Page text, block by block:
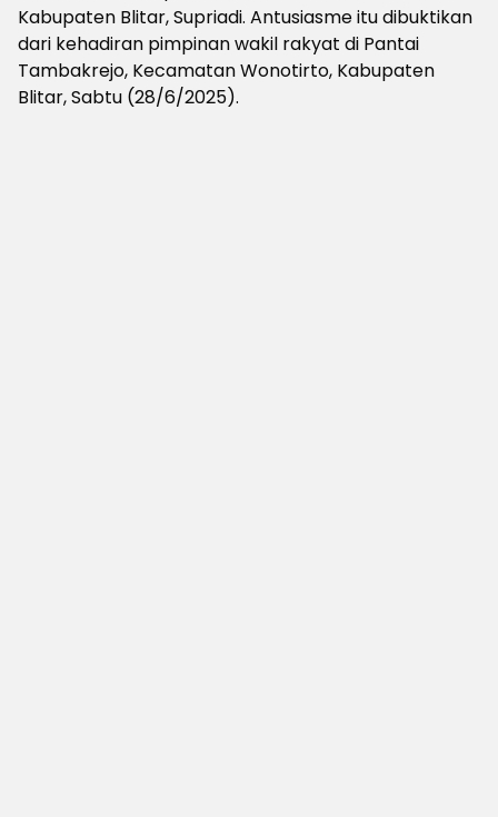
Kabupaten Blitar, Supriadi. Antusiasme itu dibuktikan
dari kehadiran pimpinan wakil rakyat di Pantai
Tambakrejo, Kecamatan Wonotirto, Kabupaten
Blitar, Sabtu (28/6/2025).